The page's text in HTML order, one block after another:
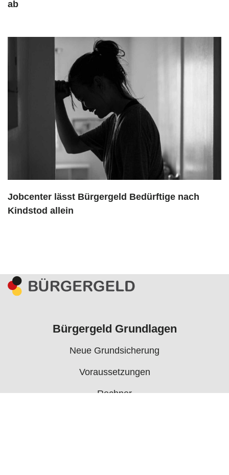
ab
Jobcenter lässt Bürgergeld Bedürftige nach
Kindstod allein
Bürgergeld Grundlagen
Neue Grundsicherung
Voraussetzungen
Rechner